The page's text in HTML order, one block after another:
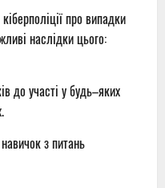
про випадки
наслідки цього:
до участі у будь–яких
з питань